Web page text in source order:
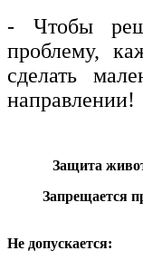
- Чтобы
проблему,
сделать
направлении!
Защита
Запрещается
Не допускается: